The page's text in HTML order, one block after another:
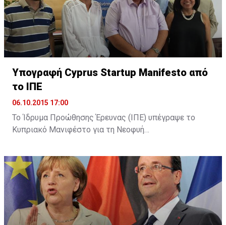
Υπογραφή Cyprus Startup Manifesto από
το ΙΠΕ
06.10.2015 17:00
Το Ίδρυμα Προώθησης Έρευνας (ΙΠΕ) υπέγραψε το
Κυπριακό Μανιφέστο για τη Νεοφυή
αναφέρει σχετική ανακοίνωση, με την υπογραφή του
Μανιφέστου το ΙΠΕ επιβεβαίωσε τη στήριξή του για
τη θέσπιση ενός πλαισίου για την υποστήριξη της
ίδρυσης και λειτουργίας νέων καινοτόμων
επιχειρήσεων στην Κύπρο, καθώς και τη βελτίωση του
επιχειρηματικού οικοσυστήματος.